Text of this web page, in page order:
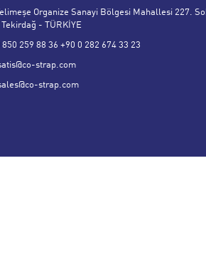
Organize Sanayi Bölgesi Mahallesi 227.
- TÜRKİYE
850 259 88 36 +90 0 282 674 33 23
strap.com
strap.com